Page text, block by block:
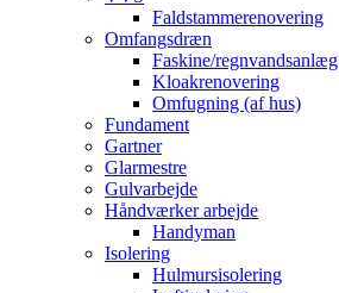
Faldstammerenovering
Omfangsdræn
Faskine/regnvandsanlæg
Kloakrenovering
Omfugning (af hus)
Fundament
Gartner
Glarmestre
Gulvarbejde
Håndværker arbejde
Handyman
Isolering
Hulmursisolering